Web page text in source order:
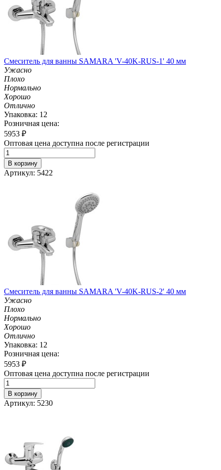
Смеситель для ванны SAMARA 'V-40K-RUS-1' 40 мм
Ужасно
Плохо
Нормально
Хорошо
Отлично
Упаковка: 12
Розничная цена:
5953 ₽
Оптовая цена доступна после регистрации
В корзину
Артикул: 5422
Смеситель для ванны SAMARA 'V-40K-RUS-2' 40 мм
Ужасно
Плохо
Нормально
Хорошо
Отлично
Упаковка: 12
Розничная цена:
5953 ₽
Оптовая цена доступна после регистрации
В корзину
Артикул: 5230